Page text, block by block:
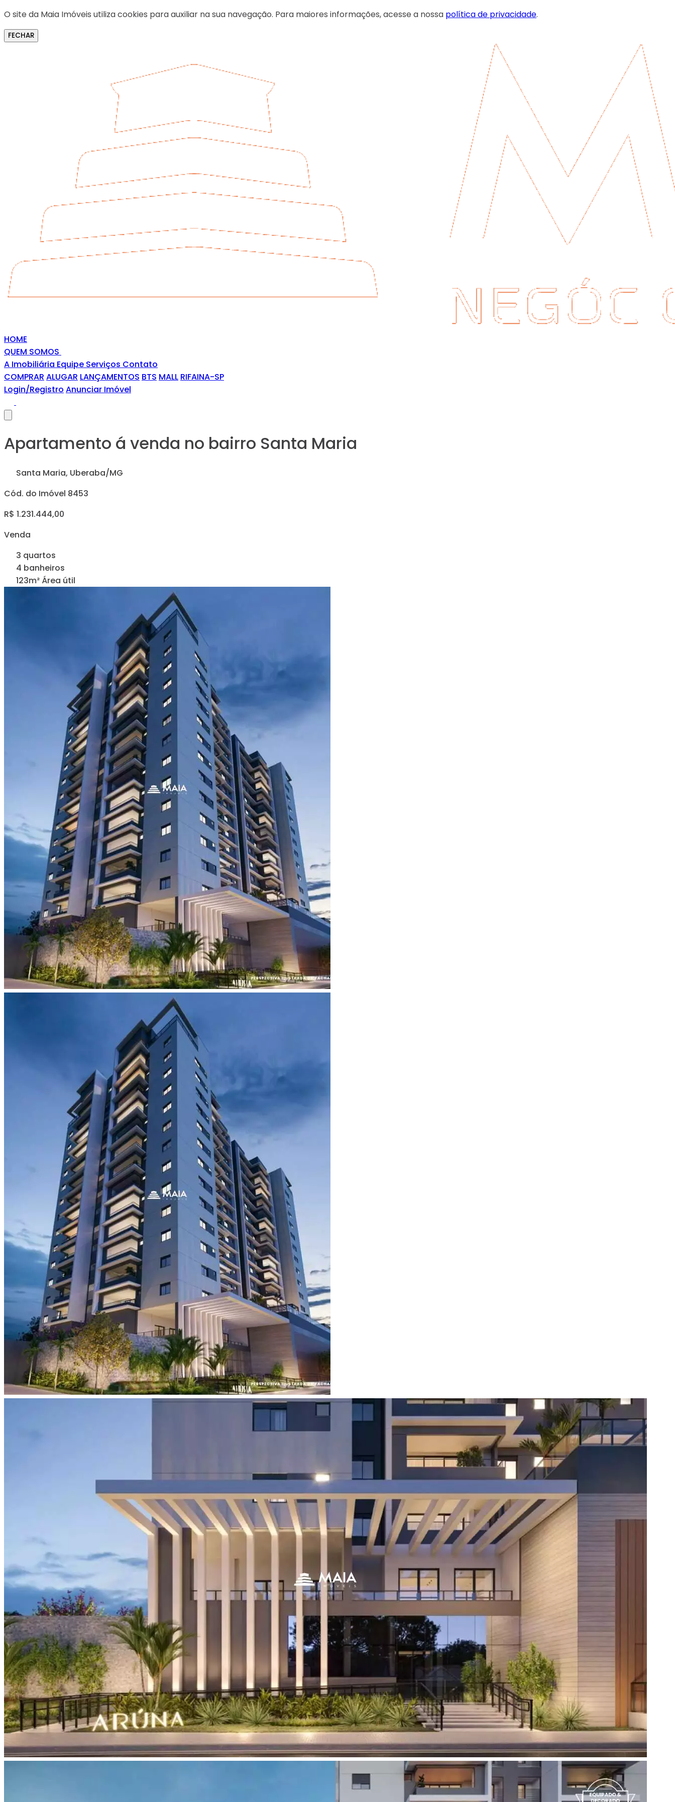
O site da Maia Imóveis utiliza cookies para auxiliar na sua navegação. Para maiores informações, acesse a nossa política de privacidade.
FECHAR
HOME
QUEM SOMOS
A Imobiliária Equipe Serviços Contato
COMPRAR ALUGAR LANÇAMENTOS BTS MALL RIFAINA-SP
Login/Registro Anunciar Imóvel
Apartamento á venda no bairro Santa Maria
Santa Maria, Uberaba/MG
Cód. do Imóvel 8453
R$ 1.231.444,00
Venda
3 quartos
4 banheiros
123m² Área útil